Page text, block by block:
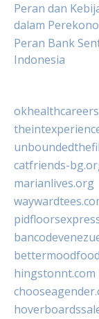
Peran dan
dalam
Peran Bank
Indonesia
catfriends-
marianlives.org
hingstonnt.com